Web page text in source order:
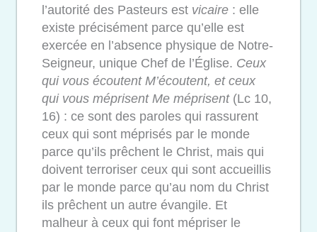
l’autorité des Pasteurs est vicaire : elle
existe précisément parce qu’elle est
exercée en l’absence physique de Notre-
Seigneur, unique Chef de l’Église. Ceux
qui vous écoutent M’écoutent, et ceux
qui vous méprisent Me méprisent (Lc 10,
16) : ce sont des paroles qui rassurent
ceux qui sont méprisés par le monde
parce qu’ils prêchent le Christ, mais qui
doivent terroriser ceux qui sont accueillis
par le monde parce qu’au nom du Christ
ils prêchent un autre évangile. Et
malheur à ceux qui font mépriser le